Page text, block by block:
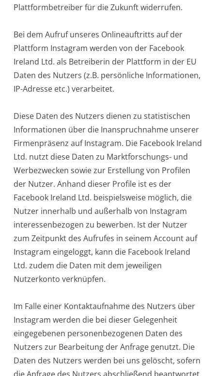
Plattformbetreiber für die Zukunft widerrufen.
Bei dem Aufruf unseres Onlineauftritts auf der
Plattform Instagram werden von der Facebook
Ireland Ltd. als Betreiberin der Plattform in der EU
Daten des Nutzers (z.B. persönliche Informationen,
IP-Adresse etc.) verarbeitet.
Diese Daten des Nutzers dienen zu statistischen
Informationen über die Inanspruchnahme unserer
Firmenpräsenz auf Instagram. Die Facebook Ireland
Ltd. nutzt diese Daten zu Marktforschungs- und
Werbezwecken sowie zur Erstellung von Profilen
der Nutzer. Anhand dieser Profile ist es der
Facebook Ireland Ltd. beispielsweise möglich, die
Nutzer innerhalb und außerhalb von Instagram
interessenbezogen zu bewerben. Ist der Nutzer
zum Zeitpunkt des Aufrufes in seinem Account auf
Instagram eingeloggt, kann die Facebook Ireland
Ltd. zudem die Daten mit dem jeweiligen
Nutzerkonto verknüpfen.
Im Falle einer Kontaktaufnahme des Nutzers über
Instagram werden die bei dieser Gelegenheit
eingegebenen personenbezogenen Daten des
Nutzers zur Bearbeitung der Anfrage genutzt. Die
Daten des Nutzers werden bei uns gelöscht, sofern